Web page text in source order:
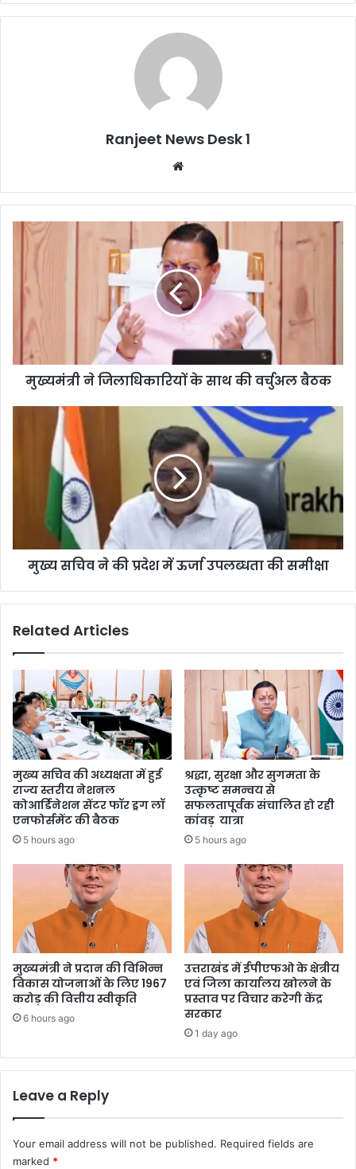
Ranjeet News Desk 1
te
मुख्यमंत्री ने जिलाधिकारियों के साथ की वर्चुअल बैठक
मुख्य सचिव ने की प्रदेश में ऊर्जा उपलब्धता की समीक्षा
Related Articles
मुख्य सचिव की अध्यक्षता में हुई
राज्य स्तरीय नेशनल
कोआर्डिनेशन सेंटर फॉर ड्रग लॉ
एनफोर्समेंट की बैठक
5 hours ago
श्रद्धा, सुरक्षा और सुगमता के
उत्कृष्ट समन्वय से
सफलतापूर्वक संचालित हो रही
कांवड़ यात्रा
5 hours ago
मुख्यमंत्री ने प्रदान की विभिन्न
विकास योजनाओं के लिए 1967
करोड़ की वित्तीय स्वीकृति
6 hours ago
उत्तराखंड में ईपीएफओ के क्षेत्रीय
एवं जिला कार्यालय खोलने के
प्रस्ताव पर विचार करेगी केंद्र
सरकार
1 day ago
Leave a Reply
Your email address will not be published. Required fields are
marked *